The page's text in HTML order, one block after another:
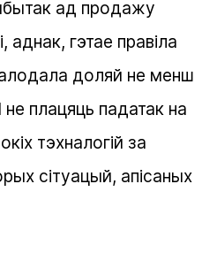
ад продажу
аднак, гэтае правіла
доляй не менш
не плацяць падатак на
тэхналогій за
сітуацый, апісаных